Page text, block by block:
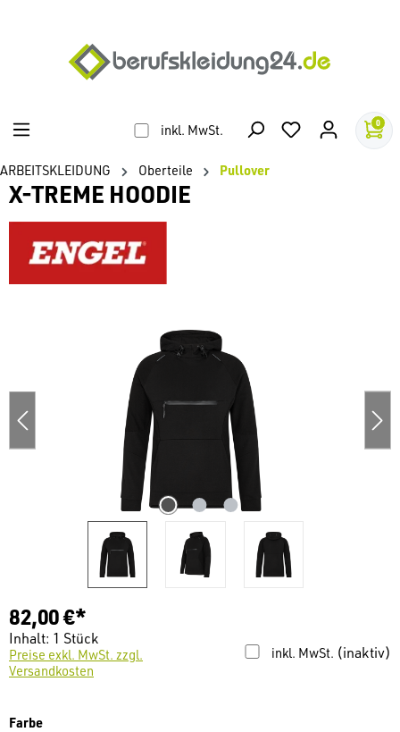
inkl. MwSt. 0
ARBEITSKLEIDUNG Oberteile Pullover
X-TREME HOODIE
82,00 €*
Inhalt: 1 Stück
inkl. MwSt. (inaktiv)
Preise exkl. MwSt. zzgl.
Versandkosten
Farbeauswählen